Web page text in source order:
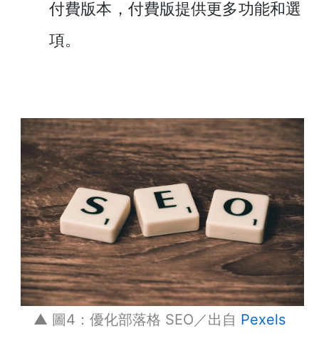
付費版本，付費版提供更多功能和選
項。
▲ 圖4：優化部落格 SEO／出自 Pexels